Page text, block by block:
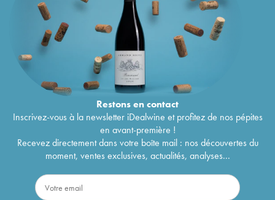
Restons encontact
Inscrivez-vous à la newsletter iDealwine et profitez de nos pépites
en avant-première !
Recevez directement dans votre boîte mail : nos découvertes du
moment, ventes exclusives, actualités, analyses...